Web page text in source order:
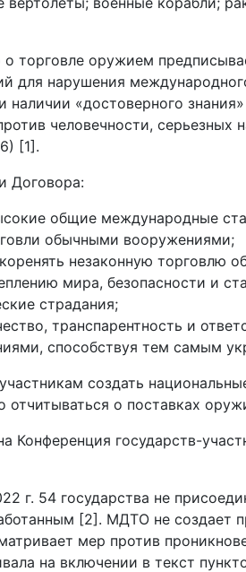
торговле оружием
для нарушения
наличии «достоверного
человечности,
[1].
Договора:
общие международные
обычными вооружениями;
незаконную торговлю
мира, безопасности и
страдания;
транспарентность и
способствуя тем самым
создать
отчитываться о поставках
Конференция государств-
г. 54 государства не
[2]. МДТО не создает
мер против
на включении в текст